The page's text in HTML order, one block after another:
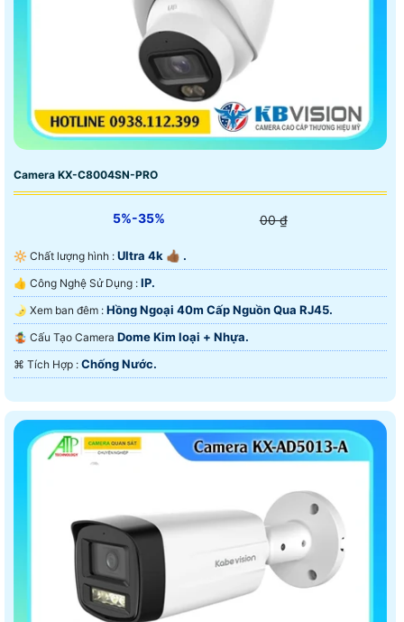
Camera KX-C8004SN-PRO
5%-35% 00 ₫
🔆 Chất lượng hình : Ultra 4k 👍🏾 .
👍 Công Nghệ Sử Dụng : IP.
🌛 Xem ban đêm : Hồng Ngoại 40m Cấp Nguồn Qua RJ45.
🤹 Cấu Tạo Camera Dome Kim loại + Nhựa.
️⌘ Tích Hợp : Chống Nước.